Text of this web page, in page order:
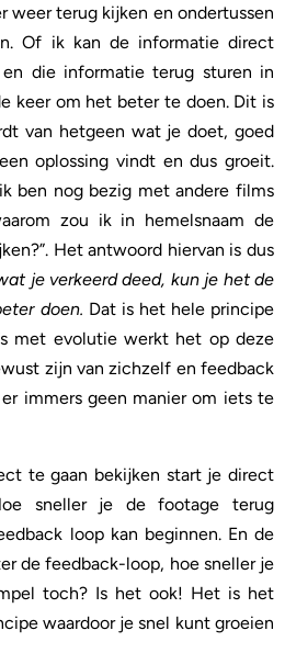
weer terug kijken en ondertussen
Of ik kan de informatie direct
die informatie terug sturen in
keer om het beter te doen. Dit is
van hetgeen wat je doet, goed
oplossing vindt en dus groeit.
ben nog bezig met andere films
zou ik in hemelsnaam de
Het antwoord hiervan is dus
je verkeerd deed, kun je het de
doen. Dat is het hele principe
met evolutie werkt het op deze
zijn van zichzelf en feedback
immers geen manier om iets te
te gaan bekijken start je direct
sneller je de footage terug
loop kan beginnen. En de
de feedback-loop, hoe sneller je
toch? Is het ook! Het is het
waardoor je snel kunt groeien